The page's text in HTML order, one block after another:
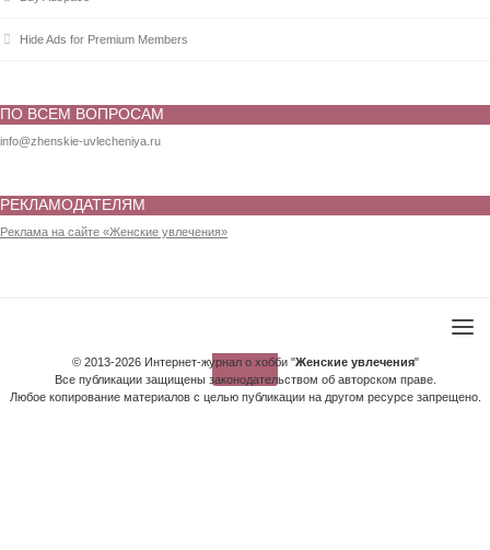
Hide Ads for Premium Members
ПО ВСЕМ ВОПРОСАМ
info@zhenskie-uvlecheniya.ru
РЕКЛАМОДАТЕЛЯМ
Реклама на сайте «Женские увлечения»
© 2013-2026 Интернет-журнал о хобби "Женские увлечения"
Все публикации защищены законодательством об авторском праве.
Любое копирование материалов с целью публикации на другом ресурсе запрещено.